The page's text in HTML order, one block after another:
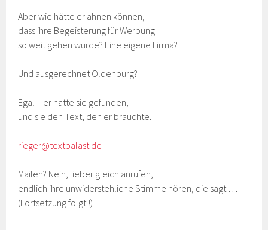
Aber wie hätte er ahnen können,
dass ihre Begeisterung für Werbung
so weit gehen würde? Eine eigene Firma?
Und ausgerechnet Oldenburg?
Egal – er hatte sie gefunden,
und sie den Text, den er brauchte.
rieger@textpalast.de
Mailen? Nein, lieber gleich anrufen,
endlich ihre unwiderstehliche Stimme hören, die sagt …
(Fortsetzung folgt !)